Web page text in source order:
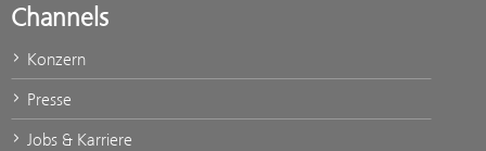
Channels
Konzern
Presse
Jobs & Karriere